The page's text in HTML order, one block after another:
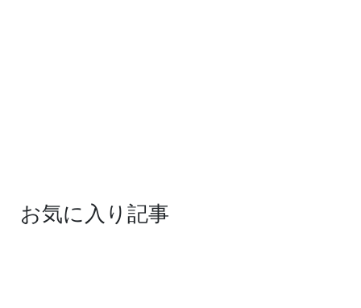
お気に入り記事